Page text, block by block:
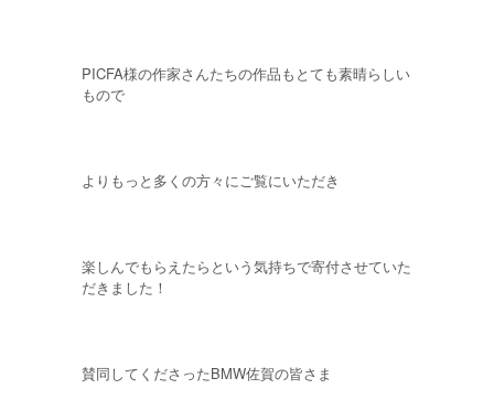
PICFA様の作家さんたちの作品もとても素晴らしい
もので
よりもっと多くの方々にご覧にいただき
楽しんでもらえたらという気持ちで寄付させていた
だきました！
賛同してくださったBMW佐賀の皆さま